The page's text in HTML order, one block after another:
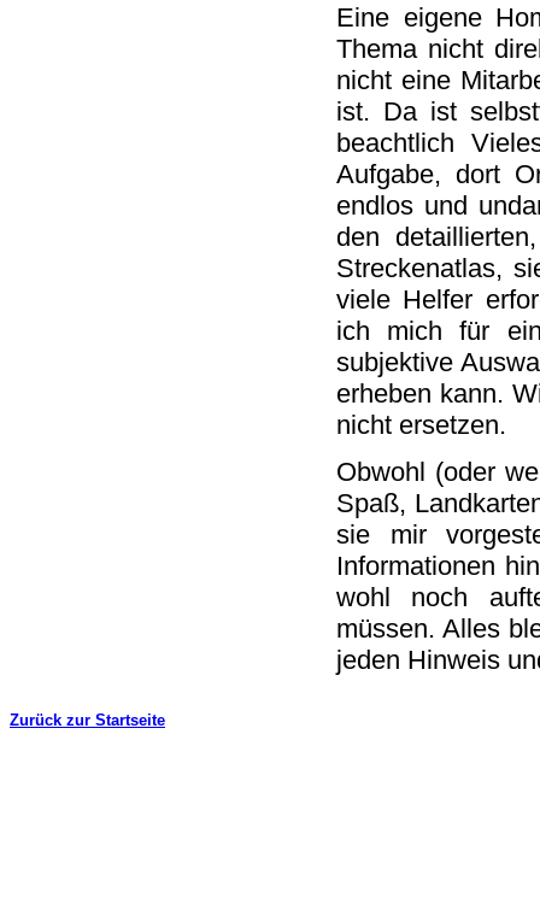
Eine eigene
Thema nicht
nicht eine
ist. Da ist
beachtlich
Aufgabe, dort
endlos und
den
Streckenatlas,
viele Helfer
ich mich für
subjektive
erheben kann.
nicht ersetzen.
Obwohl (oder
Spaß,
sie mir
Informationen
wohl noch
müssen. Alles
jeden Hinweis
Zurück zur Startseite